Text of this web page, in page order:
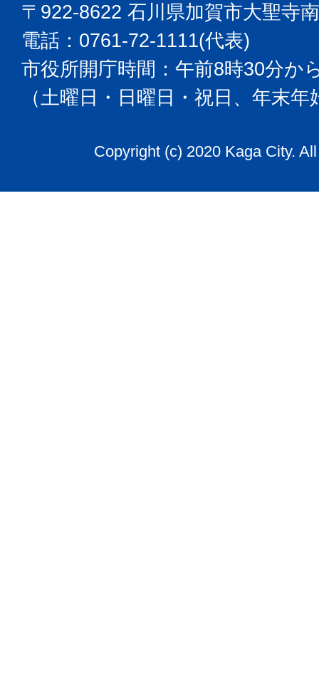
〒922-8622 石川県加賀市大聖寺
電話：0761-72-1111(代表)
市役所開庁時間：午前8時30分か
（土曜日・日曜日・祝日、年末
Copyright (c) 2020 Kaga City.